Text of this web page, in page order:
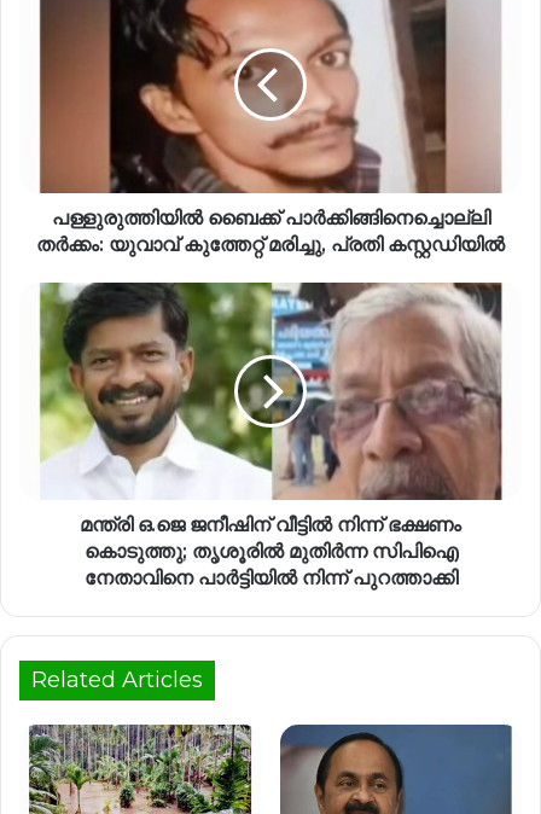
പള്ളുരുത്തിയിൽ ബൈക്ക് പാർക്കിങ്ങിനെച്ചൊല്ലി
തർക്കം: യുവാവ് കുത്തേറ്റ് മരിച്ചു, പ്രതി കസ്റ്റഡിയിൽ
മന്ത്രി ഒ.ജെ ജനീഷിന് വീട്ടില്‍ നിന്ന് ഭക്ഷണം
കൊടുത്തു; തൃശൂരിൽ മുതിർന്ന സിപിഐ
നേതാവിനെ പാർട്ടിയിൽ നിന്ന് പുറത്താക്കി
Related Articles